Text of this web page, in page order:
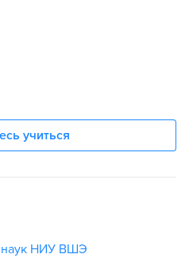
учиться
наук НИУ ВШЭ